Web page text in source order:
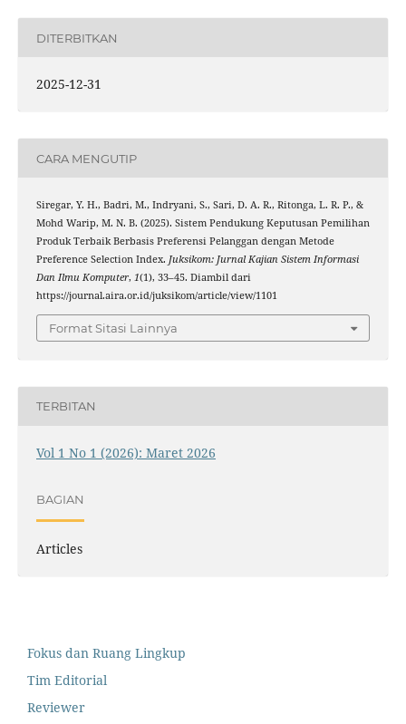
DITERBITKAN
2025-12-31
CARA MENGUTIP
Siregar, Y. H., Badri, M., Indryani, S., Sari, D. A. R., Ritonga, L. R. P., &
Mohd Warip, M. N. B. (2025). Sistem Pendukung Keputusan Pemilihan
Produk Terbaik Berbasis Preferensi Pelanggan dengan Metode
Preference Selection Index. Juksikom: Jurnal Kajian Sistem Informasi
Dan Ilmu Komputer, 1(1), 33–45. Diambil dari
https://journal.aira.or.id/juksikom/article/view/1101
Format Sitasi Lainnya
TERBITAN
Vol 1 No 1 (2026): Maret 2026
BAGIAN
Articles
Fokus dan Ruang Lingkup
Tim Editorial
Reviewer